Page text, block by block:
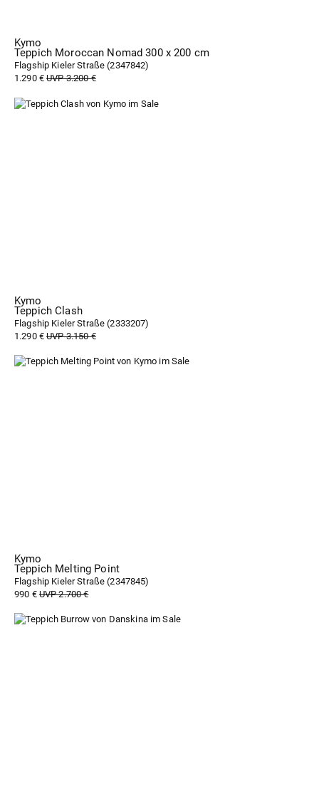
Kymo
Teppich Moroccan Nomad 300 x 200 cm
Flagship Kieler Straße (2347842)
1.290 €UVP 3.200 €
Kymo
Teppich Clash
Flagship Kieler Straße (2333207)
1.290 €UVP 3.150 €
Kymo
Teppich Melting Point
Flagship Kieler Straße (2347845)
990 €UVP 2.700 €